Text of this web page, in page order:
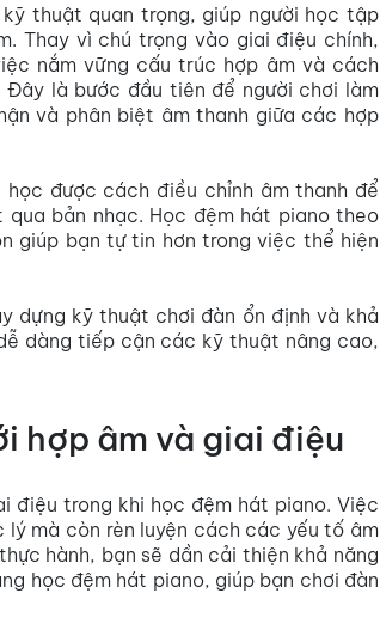
thuật quan trọng, giúp người học tập
Thay vì chú trọng vào giai điệu chính,
nắm vững cấu trúc hợp âm và cách
là bước đầu tiên để người chơi làm
và phân biệt âm thanh giữa các hợp
được cách điều chỉnh âm thanh để
bản nhạc. Học đệm hát piano theo
giúp bạn tự tin hơn trong việc thể hiện
dựng kỹ thuật chơi đàn ổn định và khả
dàng tiếp cận các kỹ thuật nâng cao,
hợp âm và giai điệu
điệu trong khi học đệm hát piano. Việc
lý mà còn rèn luyện cách các yếu tố âm
hành, bạn sẽ dần cải thiện khả năng
học đệm hát piano, giúp bạn chơi đàn